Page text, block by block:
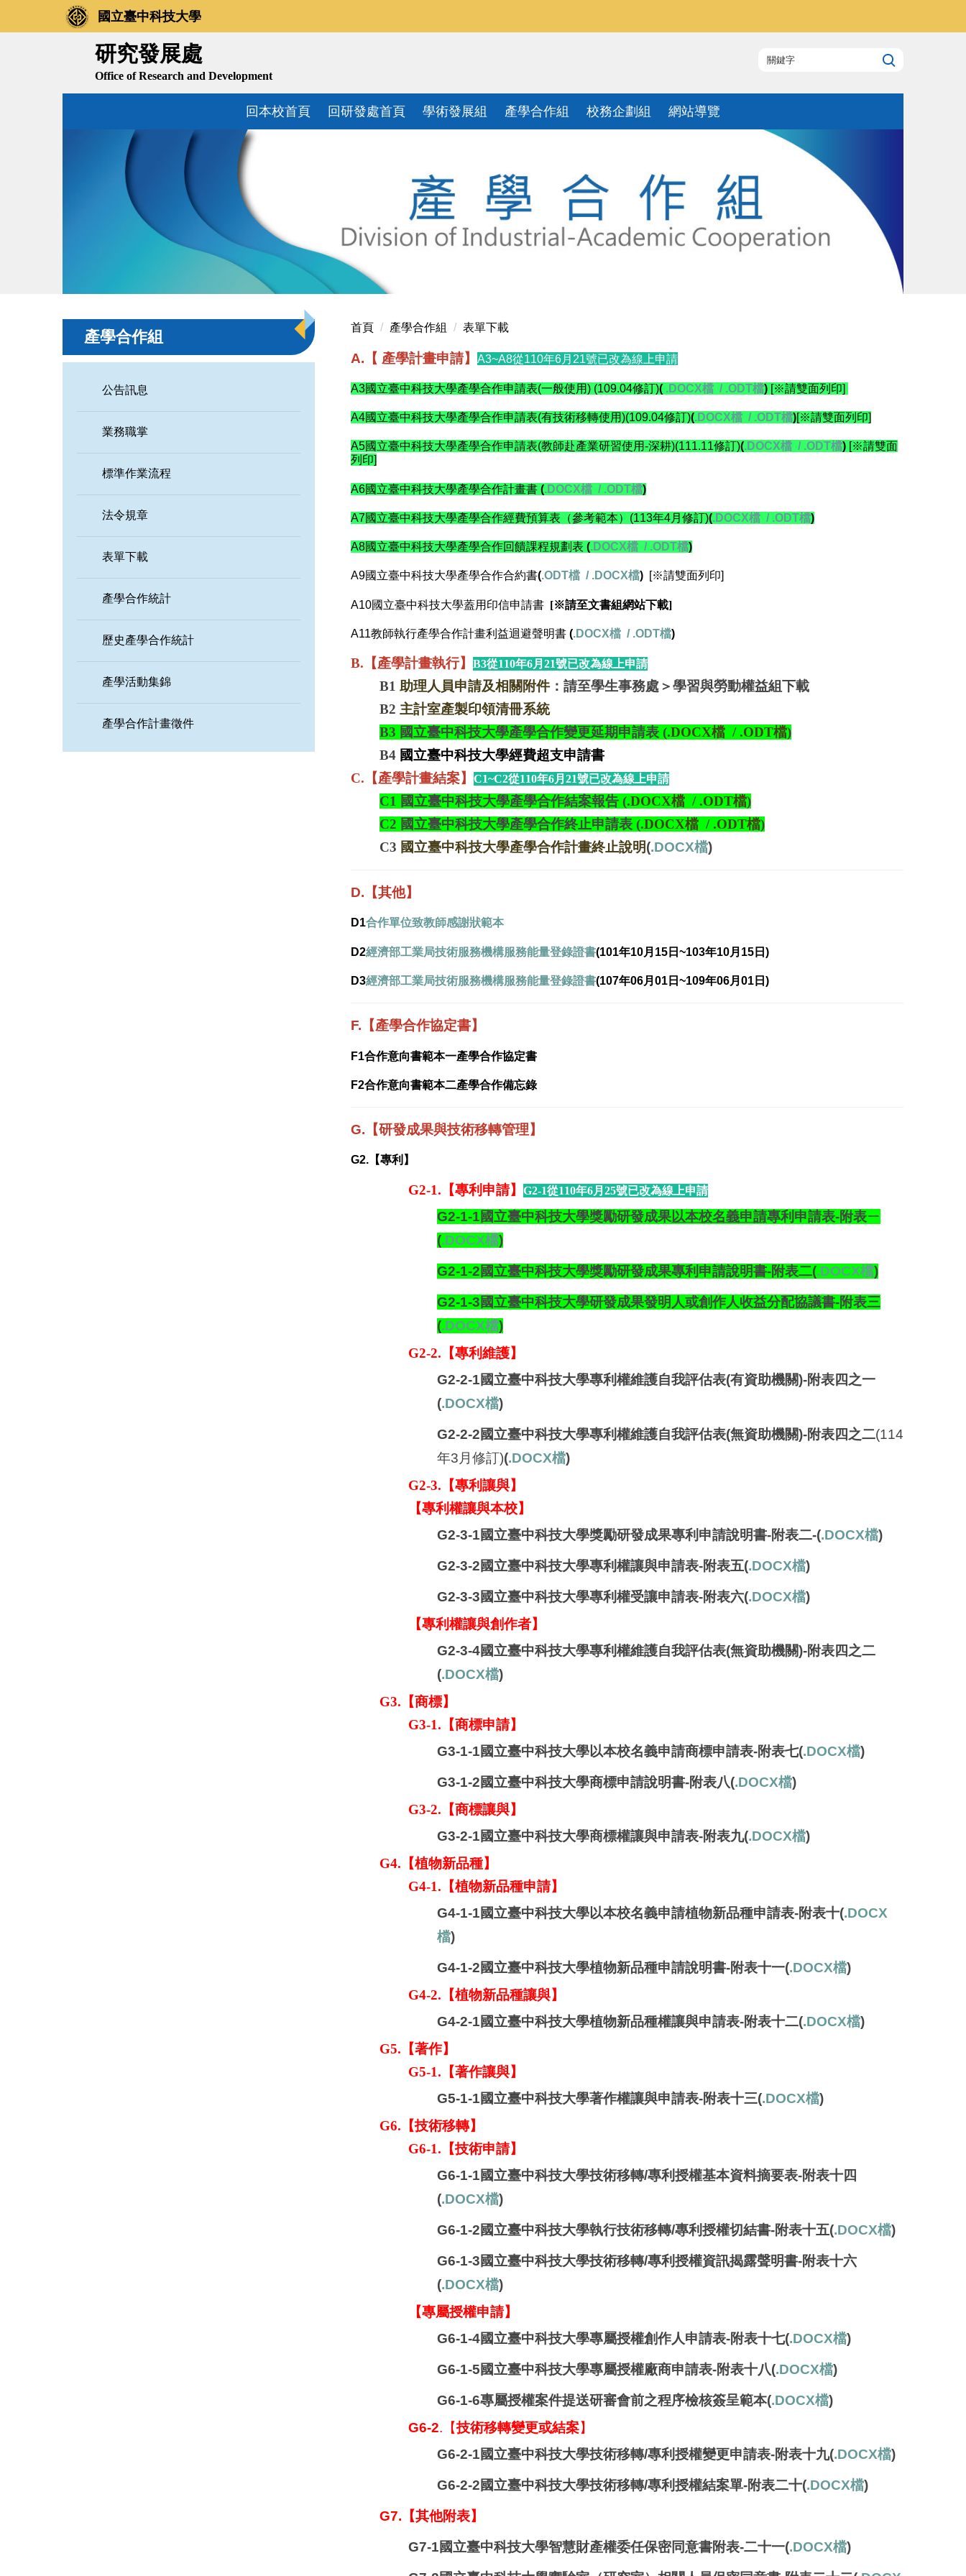
國立臺中科技大學
研究發展處
Office of Research and Development
回本校首頁 回研發處首頁 學術發展組 產學合作組 校務企劃組 網站導覽
產學合作組
公告訊息
業務職掌
標準作業流程
法令規章
表單下載
產學合作統計
歷史產學合作統計
產學活動集錦
產學合作計畫徵件
首頁 產學合作組 表單下載
A.【 產學計畫申請】 A3~A8從110年6月21號已改為線上申請
A3國立臺中科技大學產學合作申請表(一般使用) (109.04修訂)( .DOCX檔 / .ODT檔) [※請雙面列印]
A4國立臺中科技大學產學合作申請表(有技術移轉使用)(109.04修訂)(.DOCX檔 / .ODT檔)[※請雙面列印]
A5國立臺中科技大學產學合作申請表(教師赴產業研習使用-深耕)(111.11修訂)(.DOCX檔 / .ODT檔) [※請雙面
列印]
A6國立臺中科技大學產學合作計畫書 (.DOCX檔 / .ODT檔)
A7國立臺中科技大學產學合作經費預算表（參考範本）(113年4月修訂)(.DOCX檔 / .ODT檔)
A8國立臺中科技大學產學合作回饋課程規劃表 (.DOCX檔 / .ODT檔)
A9國立臺中科技大學產學合作合約書(.ODT檔 / .DOCX檔) [※請雙面列印]
A10國立臺中科技大學蓋用印信申請書 [※請至文書組網站下載]
A11教師執行產學合作計畫利益迴避聲明書 (.DOCX檔 / .ODT檔)
B.【產學計畫執行】 B3從110年6月21號已改為線上申請
B1 助理人員申請及相關附件：請至學生事務處＞學習與勞動權益組下載
B2 主計室產製印領清冊系統
B3 國立臺中科技大學產學合作變更延期申請表 (.DOCX檔 /.ODT檔)
B4 國立臺中科技大學經費超支申請書
C.【產學計畫結案】 C1~C2從110年6月21號已改為線上申請
C1 國立臺中科技大學產學合作結案報告 (.DOCX檔 /.ODT檔)
C2 國立臺中科技大學產學合作終止申請表 (.DOCX檔 /.ODT檔)
C3 國立臺中科技大學產學合作計畫終止說明(.DOCX檔)
D.【其他】
D1合作單位致教師感謝狀範本
D2經濟部工業局技術服務機構服務能量登錄證書(101年10月15日~103年10月15日)
D3經濟部工業局技術服務機構服務能量登錄證書(107年06月01日~109年06月01日)
F. 【產學合作協定書】
F1合作意向書範本一產學合作協定書
F2合作意向書範本二產學合作備忘錄
G.【研發成果與技術移轉管理】
G2.【專利】
G2-1.【專利申請】 G2-1從110年6月25號已改為線上申請
G2-1-1國立臺中科技大學獎勵研發成果以本校名義申請專利申請表-附表ㄧ
(.DOCX檔)
G2-1-2國立臺中科技大學獎勵研發成果專利申請說明書-附表二(.DOCX檔)
G2-1-3國立臺中科技大學研發成果發明人或創作人收益分配協議書-附表三
(.DOCX檔)
G2-2.【專利維護】
G2-2-1國立臺中科技大學專利權維護自我評估表(有資助機關)-附表四之一
(.DOCX檔)
G2-2-2國立臺中科技大學專利權維護自我評估表(無資助機關)-附表四之二(114
年3月修訂)(.DOCX檔)
G2-3.【專利讓與】
【專利權讓與本校】
G2-3-1國立臺中科技大學獎勵研發成果專利申請說明書-附表二-(.DOCX檔)
G2-3-2國立臺中科技大學專利權讓與申請表-附表五(.DOCX檔)
G2-3-3國立臺中科技大學專利權受讓申請表-附表六(.DOCX檔)
【專利權讓與創作者】
G2-3-4國立臺中科技大學專利權維護自我評估表(無資助機關)-附表四之二
(.DOCX檔)
G3.【商標】
G3-1.【商標申請】
G3-1-1國立臺中科技大學以本校名義申請商標申請表-附表七(.DOCX檔)
G3-1-2國立臺中科技大學商標申請說明書-附表八(.DOCX檔)
G3-2.【商標讓與】
G3-2-1國立臺中科技大學商標權讓與申請表-附表九(.DOCX檔)
G4.【植物新品種】
G4-1.【植物新品種申請】
G4-1-1國立臺中科技大學以本校名義申請植物新品種申請表-附表十(.DOCX
檔)
G4-1-2國立臺中科技大學植物新品種申請說明書-附表十一(.DOCX檔)
G4-2.【植物新品種讓與】
G4-2-1國立臺中科技大學植物新品種權讓與申請表-附表十二(.DOCX檔)
G5.【著作】
G5-1. 【著作讓與】
G5-1-1國立臺中科技大學著作權讓與申請表-附表十三(.DOCX檔)
G6.【技術移轉】
G6-1.【技術申請】
G6-1-1國立臺中科技大學技術移轉/專利授權基本資料摘要表-附表十四
(.DOCX檔)
G6-1-2國立臺中科技大學執行技術移轉/專利授權切結書-附表十五(.DOCX檔)
G6-1-3國立臺中科技大學技術移轉/專利授權資訊揭露聲明書-附表十六
(.DOCX檔)
【專屬授權申請】
G6-1-4國立臺中科技大學專屬授權創作人申請表-附表十七(.DOCX檔)
G6-1-5國立臺中科技大學專屬授權廠商申請表-附表十八(.DOCX檔)
G6-1-6專屬授權案件提送研審會前之程序檢核簽呈範本(.DOCX檔)
G6-2.【技術移轉變更或結案】
G6-2-1國立臺中科技大學技術移轉/專利授權變更申請表-附表十九(.DOCX檔)
G6-2-2國立臺中科技大學技術移轉/專利授權結案單-附表二十(.DOCX檔)
G7.【其他附表】
G7-1國立臺中科技大學智慧財產權委任保密同意書附表-二十一(.DOCX檔)